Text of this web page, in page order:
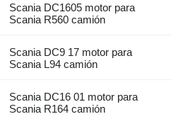
Scania DC1605 motor para
Scania R560 camión
Scania DC9 17 motor para
Scania L94 camión
Scania DC16 01 motor para
Scania R164 camión